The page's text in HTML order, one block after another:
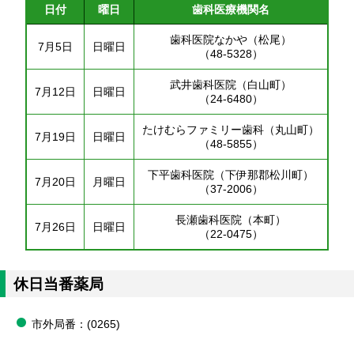
日付 曜日 歯科医療機関名
7月5日 日曜日
歯科医院なかや（松尾）
（48-5328）
7月12日 日曜日
武井歯科医院（白山町）
（24-6480）
7月19日 日曜日
たけむらファミリー歯科（丸山町）
（48-5855）
7月20日 月曜日
下平歯科医院（下伊那郡松川町）
（37-2006）
7月26日 日曜日
長瀬歯科医院（本町）
（22-0475）
休日当番薬局
市外局番：(0265)